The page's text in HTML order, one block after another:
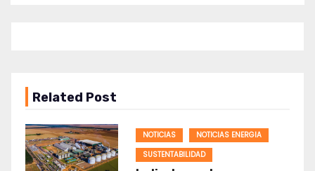
Related Post
NOTICIAS
NOTICIAS ENERGIA
SUSTENTABILIDAD